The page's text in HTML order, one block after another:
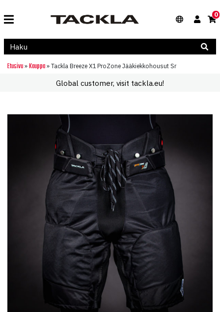
0
Etusivu » Kauppa » Tackla Breeze X1 ProZone Jääkiekkohousut Sr
Global customer, visit tackla.eu!